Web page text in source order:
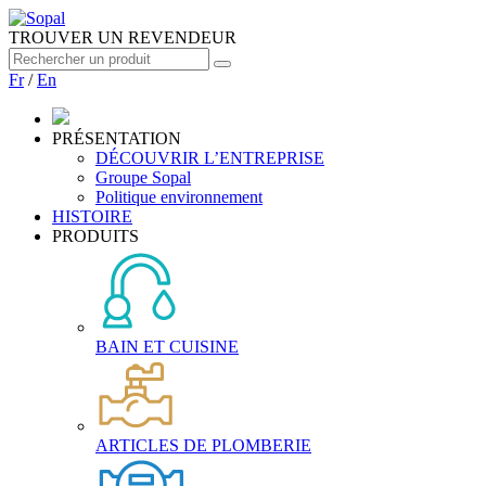
TROUVER UN REVENDEUR
Fr/En
PRÉSENTATION
DÉCOUVRIR L’ENTREPRISE
Groupe Sopal
Politique environnement
HISTOIRE
PRODUITS
BAIN ET CUISINE
ARTICLES DE PLOMBERIE